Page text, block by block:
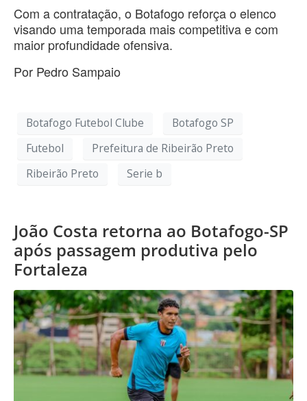
Com a contratação, o Botafogo reforça o elenco
visando uma temporada mais competitiva e com
maior profundidade ofensiva.
Por Pedro Sampaio
Botafogo Futebol Clube
Botafogo SP
Futebol
Prefeitura de Ribeirão Preto
Ribeirão Preto
Serie b
João Costa retorna ao Botafogo-SP
após passagem produtiva pelo
Fortaleza